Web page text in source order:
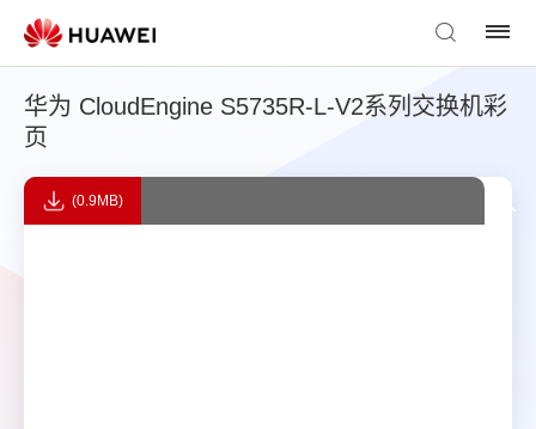
华为 CloudEngine S5735R-L-V2系列交换机彩
页
(0.9MB)